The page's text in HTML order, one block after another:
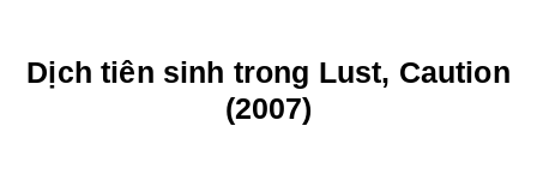
Dịch tiên sinh trong Lust, Caution
(2007)